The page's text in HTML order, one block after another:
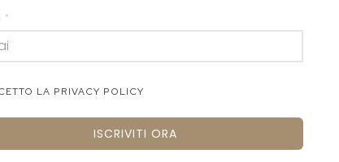
LA PRIVACY POLICY
ISCRIVITI ORA